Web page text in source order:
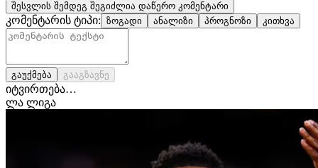
შესვლის შემდეგ შეგიძლია დაწერო კომენტარი
კომენტარის ტიპი: ზოგადი ანალიზი პროგნოზი კითხვა
გაუქმება გააგზავნე
იტვირთება…
ლა ლიგა